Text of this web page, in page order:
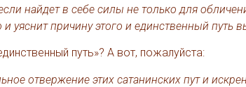
найдет в себе силы не только для
и уяснит причину этого и единственный путь
путь»? А вот, пожалуйста:
отвержение этих сатанинских пут и